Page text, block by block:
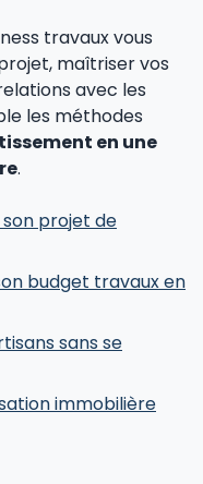
travaux vous
maîtriser vos
avec les
les méthodes
en une
.
projet de
budget travaux en
sans se
immobilière